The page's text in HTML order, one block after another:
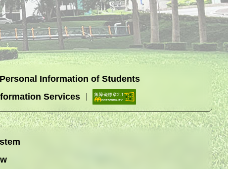
Information of Students
Services